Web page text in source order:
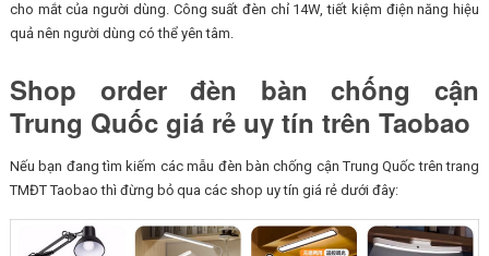
cho mắt của người dùng. Công suất đèn chỉ 14W, tiết kiệm điện năng hiệu
quả nên người dùng có thể yên tâm.
Shop order đèn bàn chống cận
Trung Quốc giá rẻ uy tín trên Taobao
Nếu bạn đang tìm kiếm các mẫu đèn bàn chống cận Trung Quốc trên trang
TMĐT Taobao thì đừng bỏ qua các shop uy tín giá rẻ dưới đây: